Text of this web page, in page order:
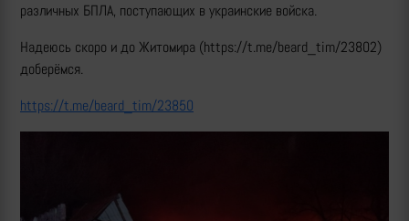
различных БПЛА, поступающих в украинские войска.
Надеюсь скоро и до Житомира (https://t.me/beard_tim/23802)
доберёмся.
https://t.me/beard_tim/23850